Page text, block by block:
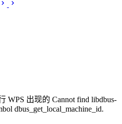
WPS 出现的 Cannot find libdbus-
dbus_get_local_machine_id.